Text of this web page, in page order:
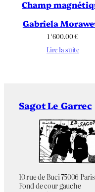
Champ
Gabriela
1 ‘600.00€
Lire la suite
Sagot Le Garrec
10 rue de Buci 75006 Paris
Fond de cour gauche